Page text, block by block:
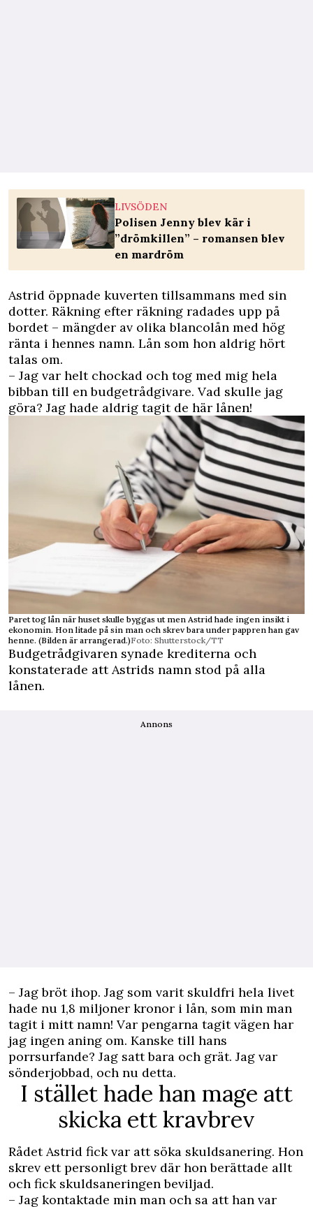
LIVSÖDEN
Polisen Jenny blev kär i
”drömkillen” – romansen blev
en mardröm
Astrid öppnade kuverten tillsammans med sin
dotter. Räkning efter räkning radades upp på
bordet – mängder av olika blancolån med hög
ränta i hennes namn. Lån som hon aldrig hört
talas om.
– Jag var helt chockad och tog med mig hela
bibban till en budgetrådgivare. Vad skulle jag
göra? Jag hade aldrig tagit de här lånen!
Paret tog lån när huset skulle byggas ut men Astrid hade ingen insikt i
ekonomin. Hon litade på sin man och skrev bara under pappren han gav
henne. (Bilden är arrangerad.)Foto: Shutterstock/TT
Budgetrådgivaren synade krediterna och
konstaterade att Astrids namn stod på alla
lånen.
Annons
– Jag bröt ihop. Jag som varit skuldfri hela livet
hade nu 1,8 miljoner kronor i lån, som min man
tagit i mitt namn! Var pengarna tagit vägen har
jag ingen aning om. Kanske till hans
porrsurfande? Jag satt bara och grät. Jag var
sönderjobbad, och nu detta.
I stället hade han mage att
skicka ett kravbrev
Rådet Astrid fick var att söka skuldsanering. Hon
skrev ett personligt brev där hon berättade allt
och fick skuldsaneringen beviljad.
– Jag kontaktade min man och sa att han var